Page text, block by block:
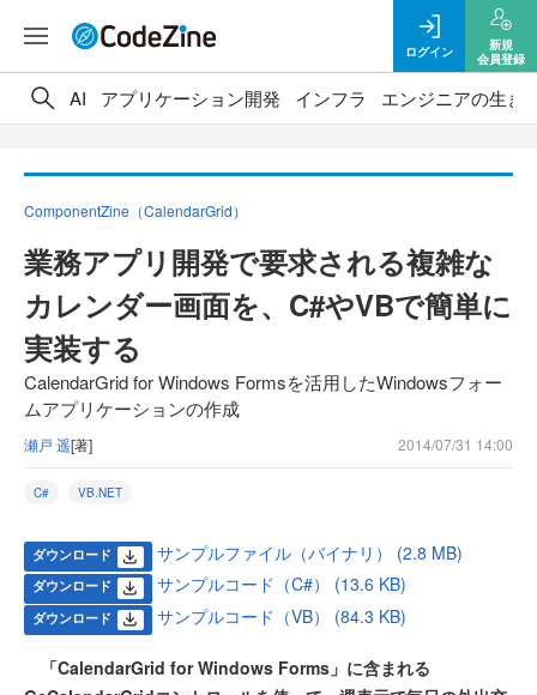
ログイン
新規
会員登録
AI アプリケーション開発 インフラ エンジニアの生き
ComponentZine（CalendarGrid）
業務アプリ開発で要求される複雑な
カレンダー画面を、C#やVBで簡単に
実装する
CalendarGrid for Windows Formsを活用したWindowsフォー
ムアプリケーションの作成
瀬戸 遥[著] 2014/07/31 14:00
C# VB.NET
ダウンロード サンプルファイル（バイナリ） (2.8 MB)
ダウンロード サンプルコード（C#） (13.6 KB)
ダウンロード サンプルコード（VB） (84.3 KB)
「CalendarGrid for Windows Forms」に含まれる